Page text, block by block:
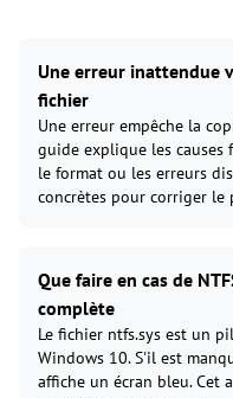
Une erreur inattendue
fichier
Une erreur empêche la
guide explique les causes
le format ou les erreurs
concrètes pour corriger le
Que faire en cas de
complète
Le fichier ntfs.sys est un
Windows 10. S'il est
affiche un écran bleu. Cet